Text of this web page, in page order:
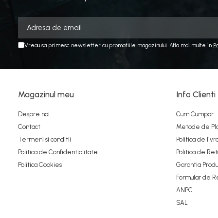
MACHETE AUTO SCARA 1:87
MACHETE CAMIOANE / CAP
TRACTOR
MACHETE ELICOPTERE SI
MACHETE MOTOCICLETE SI
MACHETE NAVE MILITARE –
Miniaturi Navale de Colectie
MACHETE RALIU – Miniaturi
Vreau sa primesc newsletter cu promotiile magazinului. Afla mai multe in
Magazinul meu
Despre noi
Contact
Termeni si conditii
Politica de Confidentialitate
Politica Cookies
Info Clienti
Cum Cumpar
Metode de
Politica de
Politica de
Garantia
Formular de
ANPC
SAL